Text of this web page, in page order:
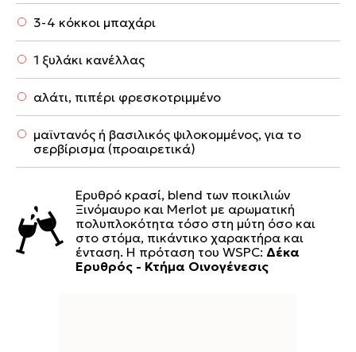
3-4 κόκκοι μπαχάρι
1 ξυλάκι κανέλλας
αλάτι, πιπέρι φρεσκοτριμμένο
μαϊντανός ή βασιλικός ψιλοκομμένος, για το
σερβίρισμα (προαιρετικά)
Ερυθρό κρασί, blend των ποικιλιών
Ξινόμαυρο και Merlot με αρωματική
πολυπλοκότητα τόσο στη μύτη όσο και
στο στόμα, πικάντικο χαρακτήρα και
ένταση. Η πρόταση του WSPC: Δέκα
Ερυθρός - Κτήμα Οινογένεσις